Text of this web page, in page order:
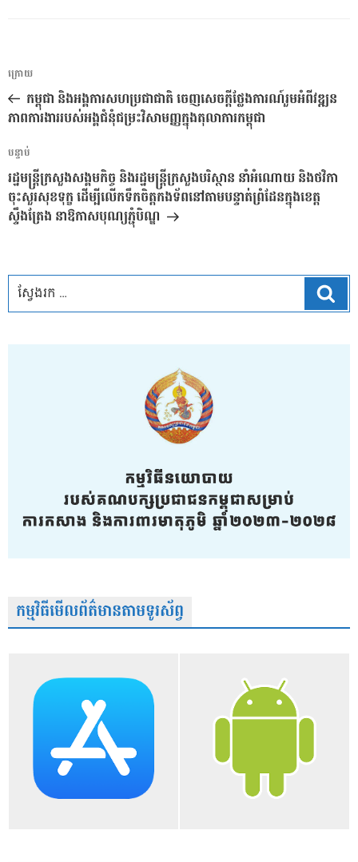
ការ​
នាំទិស​
ប្រកាស
អត្ថបទ
មុន
ក្រោយ
កម្ពុជា និងអង្គការសហប្រជាជាតិ ចេញសេចក្តីថ្លែងការណ៍រួមអំពីវឌ្ឍន
ភាពការងាររបស់អង្គជំនុំជម្រះវិសាមញ្ញក្នុងតុលាការកម្ពុជា
អត្ថបទ
បន្ទាប់
បន្ទាប់
រដ្ឋមន្រ្ដីក្រសួងសង្គមកិច្ច និងរដ្ឋមន្ត្រីក្រសួងបរិស្ថាន នាំអំណោយ និងថវិកា
ចុះសួរសុខទុក្ខ ដើម្បីលើកទឹកចិត្តកងទ័ពនៅតាមបន្ទាត់ព្រំដែនក្នុងខេត្ត
ស្ទឹងត្រែង នាឱកាសបុណ្យភ្ជុំបិណ្ឌ
កម្មវិធីមើលព័ត៌មានតាមទូរស័ព្វ